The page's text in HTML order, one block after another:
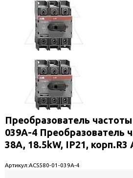
Преобразователь
039A-4 Преобразователь
38A, 18.5kW, IP21, корп.R3
Артикул:ACS580-01-039A-4